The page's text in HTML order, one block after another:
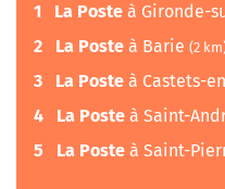
1 La Poste à Gironde-
2 La Poste à Barie (2
3 La Poste à Castets-
4 La Poste à Saint-
5 La Poste à Saint-